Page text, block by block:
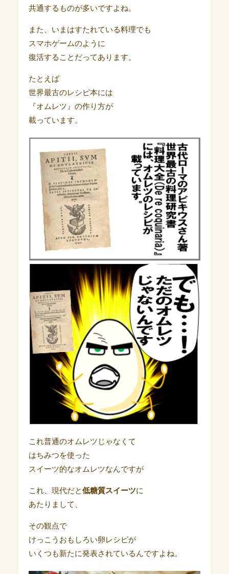
共通するものが多いですよね。
また、いまはすたれている料理でも
スマホゲームのように
復活することだってあります。
たとえば
世界最古のレシピ本には
『オムレツ』の作り方が
載っています。
これ普通のオムレツじゃなくて
はちみつを使った
スイーツ的なオムレツなんですが
これ、現代だと低糖質スイーツに
あたりまして、
その観点で
けっこうおもしろい卵レシピが
いくつも新たに発表されているんですよね。